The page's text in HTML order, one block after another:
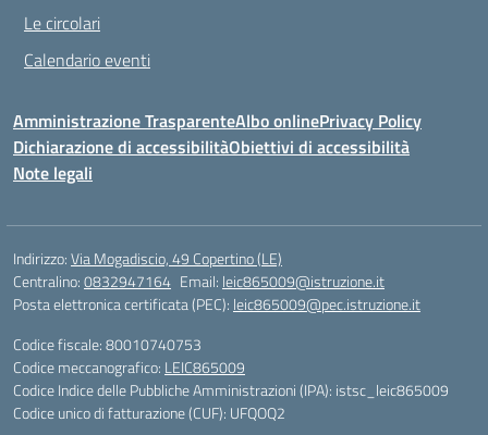
Le circolari
Calendario eventi
Amministrazione TrasparenteAlbo onlinePrivacy Policy
Dichiarazione di accessibilitàObiettivi di accessibilità
Note legali
Indirizzo:Via Mogadiscio, 49 Copertino (LE)
Centralino:0832947164 Email: leic865009@istruzione.it
Posta elettronica certificata (PEC): leic865009@pec.istruzione.it
Codice fiscale: 80010740753
Codice meccanografico: LEIC865009
Codice Indice delle Pubbliche Amministrazioni (IPA): istsc_leic865009
Codice unico di fatturazione (CUF): UFQOQ2